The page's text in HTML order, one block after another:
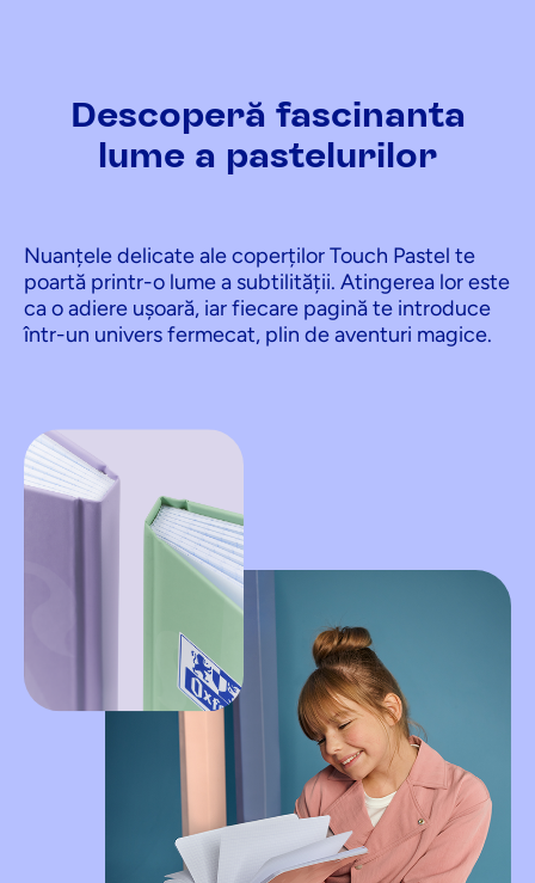
Descoperă fascinanta
lume a pastelurilor
Nuanțele delicate ale coperților Touch Pastel te
poartă printr-o lume a subtilității. Atingerea lor este
ca o adiere ușoară, iar fiecare pagină te introduce
într-un univers fermecat, plin de aventuri magice.